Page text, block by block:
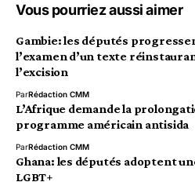
Vous pourriez aussi aimer
Gambie: les députés
l’examen d’un texte
l’excision
ParRédaction CMM
L’Afrique demande la
programme américain antisida
ParRédaction CMM
Ghana: les députés adoptent
LGBT+